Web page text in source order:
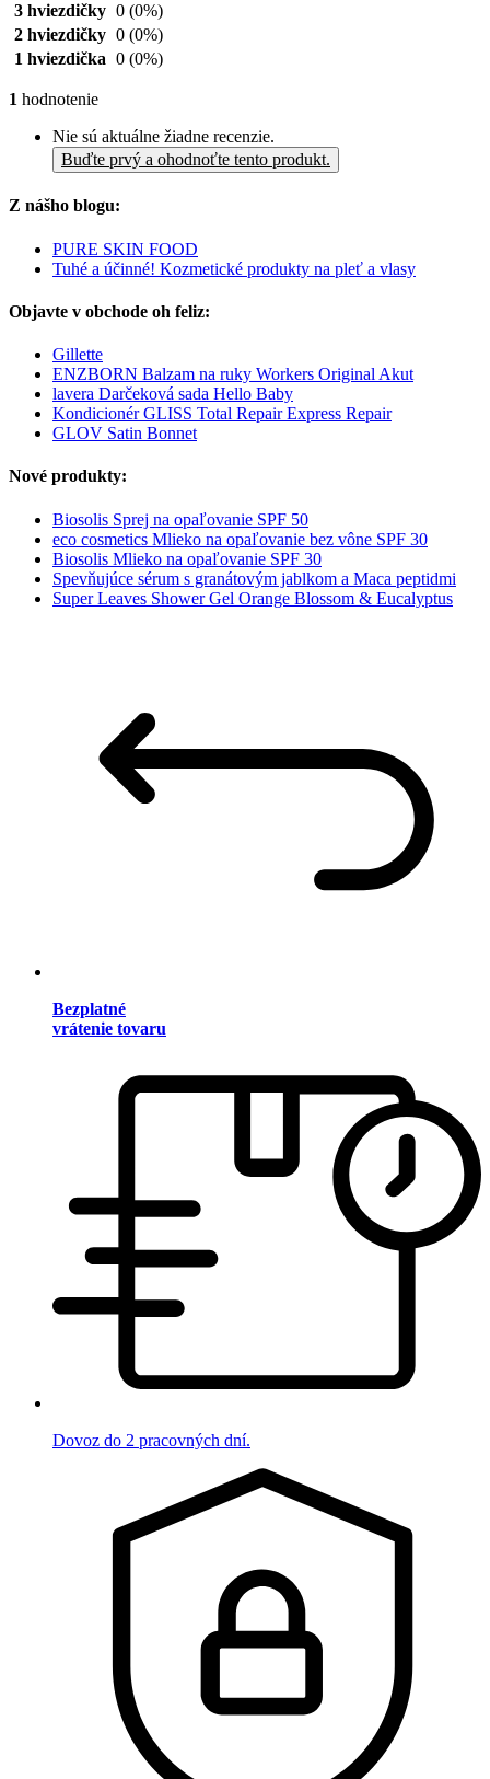
3 hviezdičky 0 (0%)
2 hviezdičky 0 (0%)
1 hviezdička 0 (0%)
1 hodnotenie
Nie sú aktuálne žiadne recenzie.
Buďte prvý a ohodnoťte tento produkt.
Z nášho blogu:
PURE SKIN FOOD
Tuhé a účinné! Kozmetické produkty na pleť a vlasy
Objavte v obchode oh feliz:
Gillette
ENZBORN Balzam na ruky Workers Original Akut
lavera Darčeková sada Hello Baby
Kondicionér GLISS Total Repair Express Repair
GLOV Satin Bonnet
Nové produkty:
Biosolis Sprej na opaľovanie SPF 50
eco cosmetics Mlieko na opaľovanie bez vône SPF 30
Biosolis Mlieko na opaľovanie SPF 30
Spevňujúce sérum s granátovým jablkom a Maca peptidmi
Super Leaves Shower Gel Orange Blossom & Eucalyptus
Bezplatné
vrátenie tovaru
Dovoz do 2 pracovných dní.